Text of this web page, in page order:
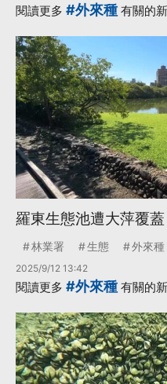
閱讀更多 #外來種 有關的
羅東生態池遭大萍覆
林業署 生態 外來種
2025/9/12 13:42
閱讀更多 #外來種 有關的